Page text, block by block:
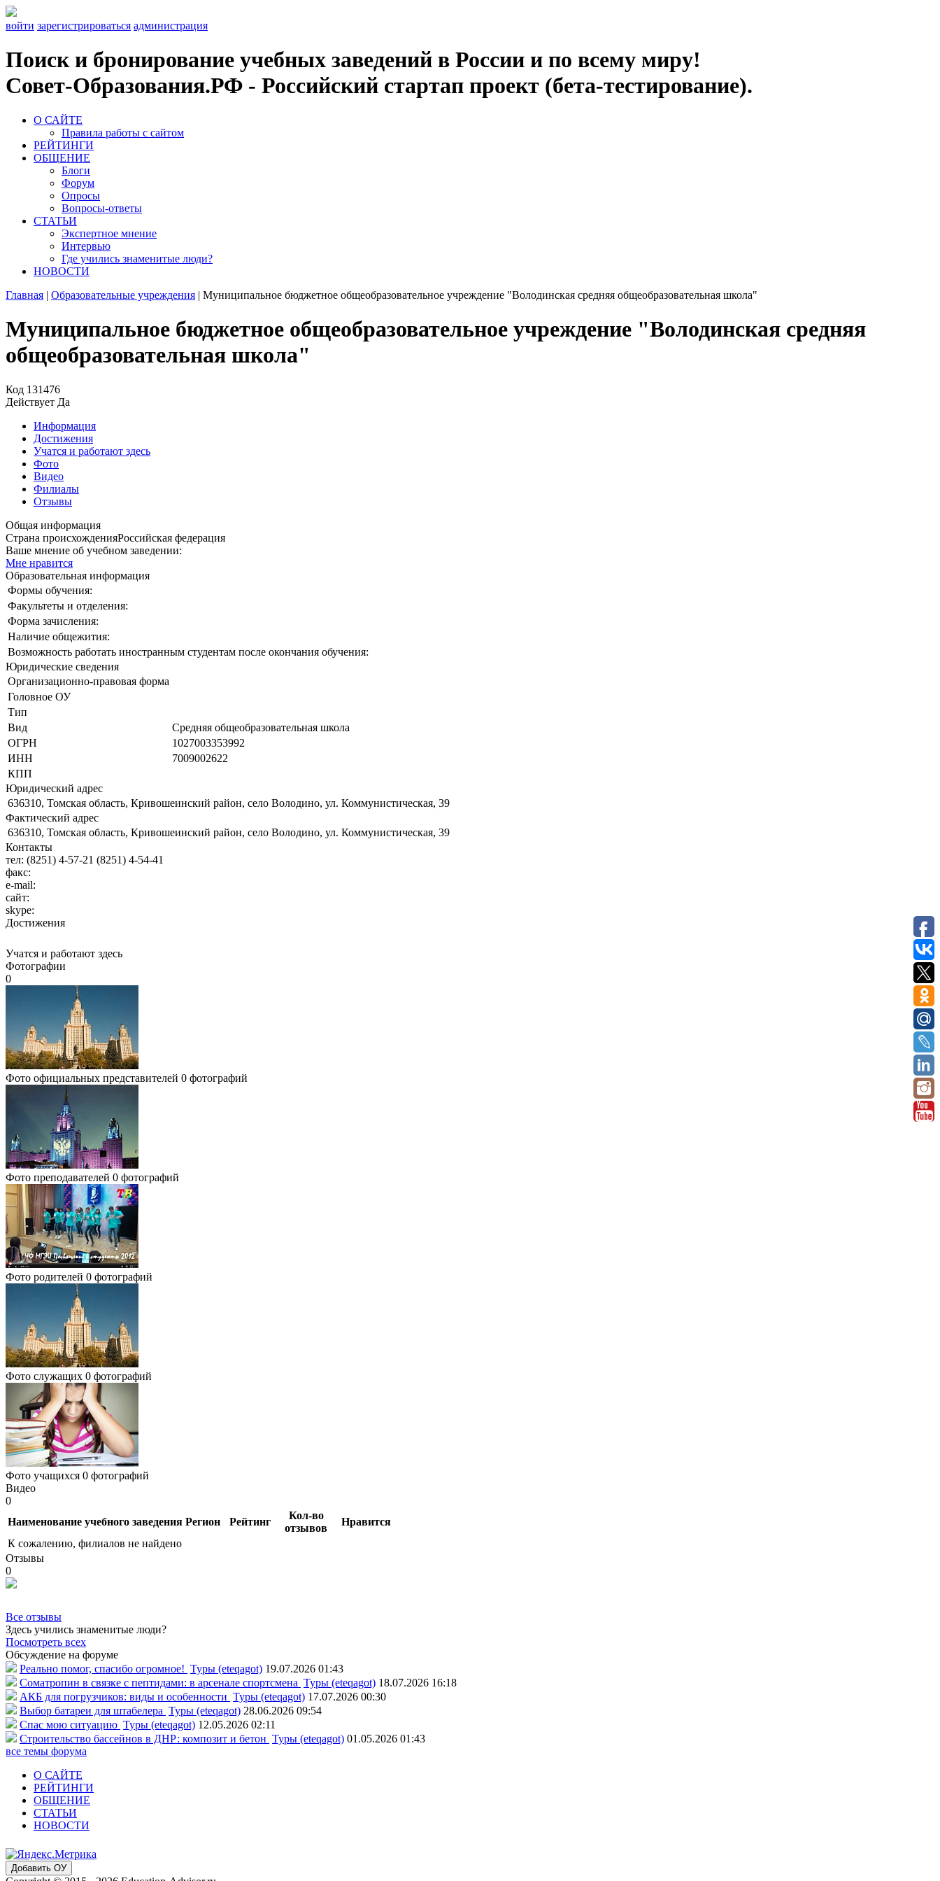
войти зарегистрироваться администрация
Поиск и бронирование учебных заведений в России и по всему миру!
Совет-Образования.РФ - Российский стартап проект (бета-тестирование).
О САЙТЕ
Правила работы с сайтом
РЕЙТИНГИ
ОБЩЕНИЕ
Блоги
Форум
Опросы
Вопросы-ответы
СТАТЬИ
Экспертное мнение
Интервью
Где учились знаменитые люди?
НОВОСТИ
Главная | Образовательные учреждения | Муниципальное бюджетное общеобразовательное учреждение "Володинская средняя общеобразовательная школа"
Муниципальное бюджетное общеобразовательное учреждение "Володинская средняя
общеобразовательная школа"
Код 131476
Действует Да
Информация
Достижения
Учатся и работают здесь
Фото
Видео
Филиалы
Отзывы
Общая информация
Страна происхожденияРоссийская федерация
Ваше мнение об учебном заведении:
Мне нравится
Образовательная информация
Формы обучения:
Факультеты и отделения:
Форма зачисления:
Наличие общежития:
Возможность работать иностранным студентам после окончания обучения:
Юридические сведения
Организационно-правовая форма
Головное ОУ
Тип
Вид
Средняя общеобразовательная школа
ОГРН
1027003353992
ИНН
7009002622
КПП
Юридический адрес
636310, Томская область, Кривошеинский район, село Володино, ул. Коммунистическая, 39
Фактический адрес
636310, Томская область, Кривошеинский район, село Володино, ул. Коммунистическая, 39
Контакты
тел: (8251) 4-57-21 (8251) 4-54-41
факс:
e-mail:
сайт:
skype:
Достижения
Учатся и работают здесь
Фотографии
0
Фото официальных представителей 0 фотографий
Фото преподавателей 0 фотографий
Фото родителей 0 фотографий
Фото служащих 0 фотографий
Фото учащихся 0 фотографий
Видео
0
Наименование учебного заведения Регион Рейтинг
Кол-во
отзывов
Нравится
К сожалению, филиалов не найдено
Отзывы
0
Все отзывы
Здесь учились знаменитые люди?
Посмотреть всех
Обсуждение на форуме
Реально помог, спасибо огромное! Туры (eteqagot) 19.07.2026 01:43
Соматропин в связке с пептидами: в арсенале спортсмена Туры (eteqagot) 18.07.2026 16:18
АКБ для погрузчиков: виды и особенности Туры (eteqagot) 17.07.2026 00:30
Выбор батареи для штабелера Туры (eteqagot) 28.06.2026 09:54
Спас мою ситуацию Туры (eteqagot) 12.05.2026 02:11
Строительство бассейнов в ДНР: композит и бетон Туры (eteqagot) 01.05.2026 01:43
все темы форума
О САЙТЕ
РЕЙТИНГИ
ОБЩЕНИЕ
СТАТЬИ
НОВОСТИ
Добавить ОУ